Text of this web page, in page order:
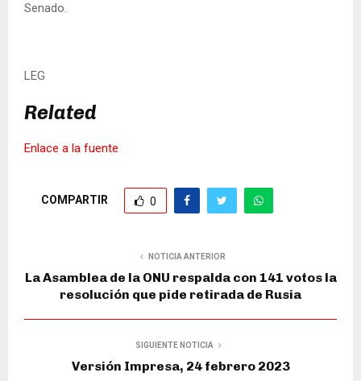
Senado.
LEG
Related
Enlace a la fuente
COMPARTIR 0
NOTICIA ANTERIOR
La Asamblea de la ONU respalda con 141 votos la
resolución que pide retirada de Rusia
SIGUIENTE NOTICIA
Versión Impresa, 24 febrero 2023